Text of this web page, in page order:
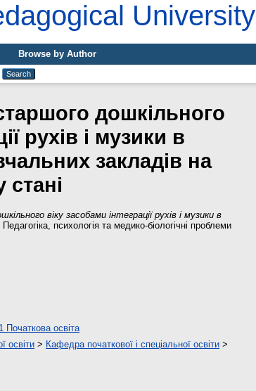
University
Browse by Author
дошкільного
рухів і музики в
закладів на
віку засобами інтеграції рухів і музики в
Педагогіка, психологія та медико-біологічні проблеми
Початкова освіта
освіти > Кафедра початкової і спеціальної освіти >